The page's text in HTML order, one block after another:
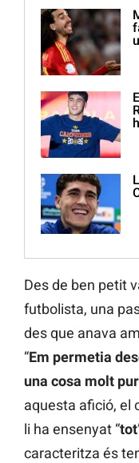
Des de ben petit
futbolista, una
des que anava
“Em permetia
una cosa molt
aquesta afició, el
li ha ensenyat “tot
caracteritza és